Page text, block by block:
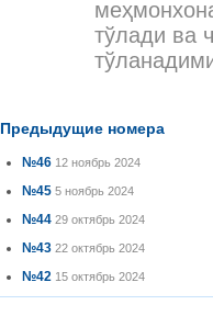
тўлади ва
Предыдущие номера
№46 12 ноябрь 2024
№45 5 ноябрь 2024
№44 29 октябрь 2024
№43 22 октябрь 2024
№42 15 октябрь 2024